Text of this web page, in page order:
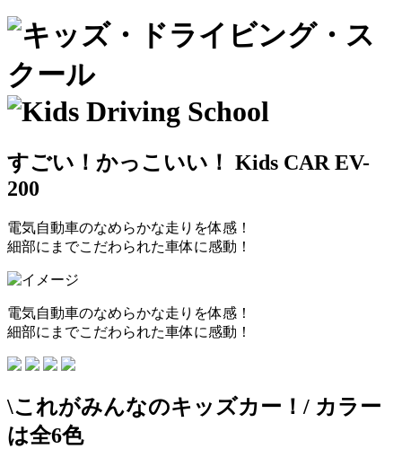
すごい！かっこいい！ Kids CAR EV-
200
電気自動車のなめらかな走りを体感！
細部にまでこだわられた車体に感動！
電気自動車のなめらかな走りを体感！
細部にまでこだわられた車体に感動！
\これがみんなのキッズカー！/ カラー
は全6色